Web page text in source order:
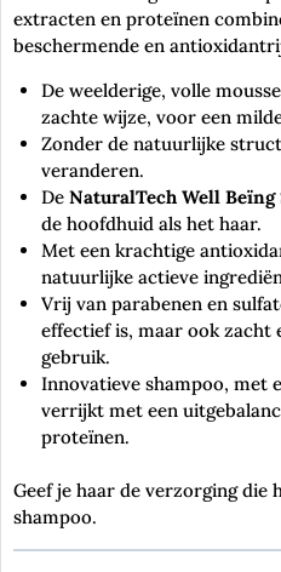
extracten en proteïnen
beschermende en
De weelderige, volle
zachte wijze, voor een
Zonder de natuurlijke
veranderen.
De NaturalTech Well Beïng
de hoofdhuid als het haar.
Met een krachtige
natuurlijke actieve
Vrij van parabenen en
effectief is, maar ook zacht
gebruik.
Innovatieve shampoo, met
verrijkt met een
proteïnen.
Geef je haar de verzorging die
shampoo.